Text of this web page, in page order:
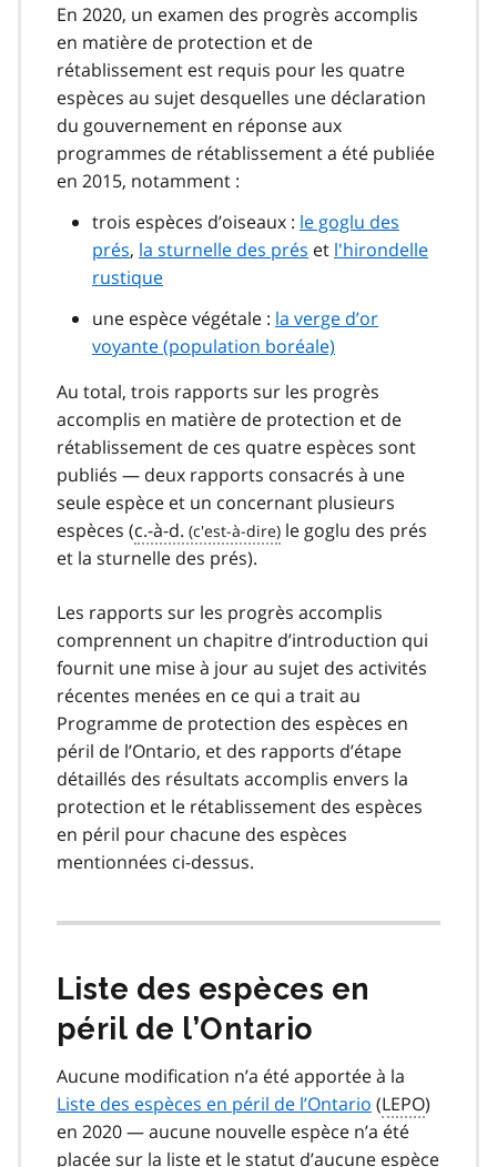
En 2020, un examen des progrès accomplis
en matière de protection et de
rétablissement est requis pour les quatre
espèces au sujet desquelles une déclaration
du gouvernement en réponse aux
programmes de rétablissement a été publiée
en 2015, notamment :
trois espèces d’oiseaux : le goglu des
prés, la sturnelle des prés et l'hirondelle
rustique
une espèce végétale : la verge d’or
voyante (population boréale)
Au total, trois rapports sur les progrès
accomplis en matière de protection et de
rétablissement de ces quatre espèces sont
publiés — deux rapports consacrés à une
seule espèce et un concernant plusieurs
espèces (c.-à-d.
le goglu des prés
et la sturnelle des prés).
Les rapports sur les progrès accomplis
comprennent un chapitre d’introduction qui
fournit une mise à jour au sujet des activités
récentes menées en ce qui a trait au
Programme de protection des espèces en
péril de l’Ontario, et des rapports d’étape
détaillés des résultats accomplis envers la
protection et le rétablissement des espèces
en péril pour chacune des espèces
mentionnées ci-dessus.
Liste des espèces en
péril de l’Ontario
Aucune modification n’a été apportée à la
Liste des espèces en péril de l’Ontario (LEPO)
en 2020 — aucune nouvelle espèce n’a été
placée sur la liste et le statut d’aucune espèce